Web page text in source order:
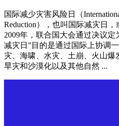
国际减少灾害风险日（
Reduction），也叫国际减灾日
2009年，联合国大会通过决议定
减灾日”目的是通过国际上协调
灾、海啸、水灾、土崩、火山爆
旱灾和沙漠化以及其他自然 ...